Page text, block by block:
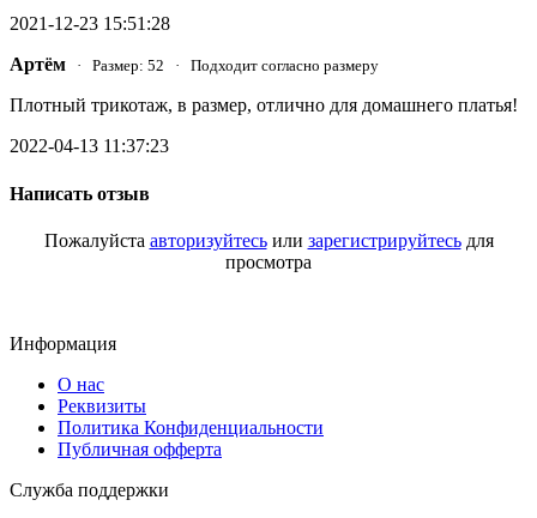
2021-12-23 15:51:28
Артём · Размер: 52 · Подходит согласно размеру
Плотный трикотаж, в размер, отлично для домашнего платья!
2022-04-13 11:37:23
Написать отзыв
Пожалуйста авторизуйтесьили зарегистрируйтесьдля
просмотра
Информация
О нас
Реквизиты
Политика Конфиденциальности
Публичная офферта
Служба поддержки